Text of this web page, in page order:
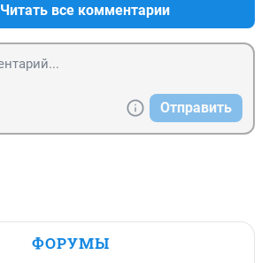
Читать все комментарии
Отправить
ФОРУМЫ